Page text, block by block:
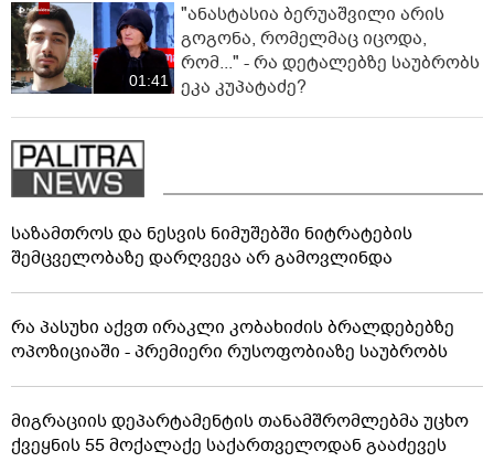
01:41
"ანასტასია ბერუაშვილი არის
გოგონა, რომელმაც იცოდა,
რომ..." - რა დეტალებზე საუბრობს
ეკა კუპატაძე?
საზამთროს და ნესვის ნიმუშებში ნიტრატების
შემცველობაზე დარღვევა არ გამოვლინდა
რა პასუხი აქვთ ირაკლი კობახიძის ბრალდებებზე
ოპოზიციაში - პრემიერი რუსოფობიაზე საუბრობს
მიგრაციის დეპარტამენტის თანამშრომლებმა უცხო
ქვეყნის 55 მოქალაქე საქართველოდან გააძევეს